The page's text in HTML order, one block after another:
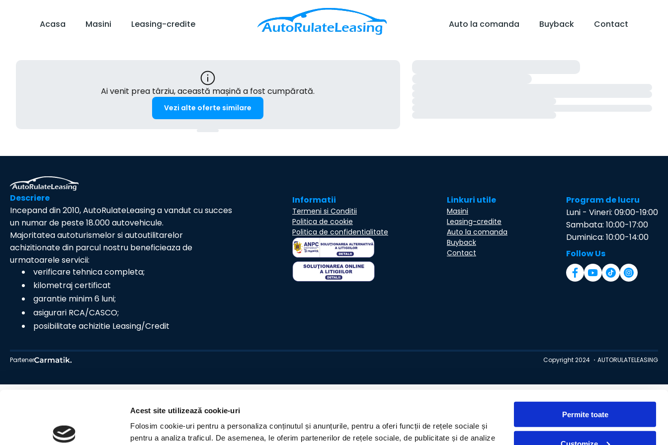
Acest site utilizează cookie-uri
Folosim cookie-uri pentru a personaliza conținutul și anunțurile, pentru a oferi funcții de rețele sociale și
pentru a analiza traficul. De asemenea, le oferim partenerilor de rețele sociale, de publicitate și de analize
Permite toate
Acasa Masini Leasing-credite Auto la comanda Buyback Contact
Ai venit prea târziu, această mașină a fost cumpărată.
Vezi alte oferte similare
Descriere
Incepand din 2010, AutoRulateLeasing a vandut cu succes
un numar de peste 18.000 autovehicule.
Majoritatea autoturismelor si autoutilitarelor
achizitionate din parcul nostru beneficieaza de
urmatoarele servicii:
verificare tehnica completa;
kilometraj certificat
garantie minim 6 luni;
asigurari RCA/CASCO;
posibilitate achizitie Leasing/Credit
Informatii
Termeni si Conditii
Politica de cookie
Politica de confidentialitate
Linkuri utile
Masini
Leasing-credite
Auto la comanda
Buyback
Contact
Program de lucru
Luni - Vineri: 09:00-19:00
Sambata: 10:00-17:00
Duminica: 10:00-14:00
Follow Us
Partener Copyright 2024 ・AUTORULATELEASING